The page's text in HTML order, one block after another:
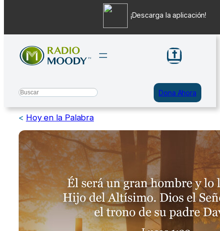
contenido
Search Dona Ahora
< Hoy en la Palabra
¡Descarga la aplicación!